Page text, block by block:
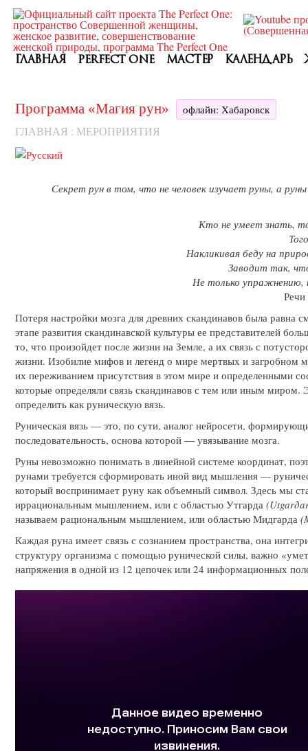
ГЛАВНАЯ PERFECT ONE МАСТЕР КАЛЕНДАРЬ
Программа «Магия рун» офлайн: Хабаровск
ГЛАВНАЯ : МЕРОПРИЯТИЯ
Секрет рун в том, что не человек изучает руны, а
Кто не умеет знать,
Накликивая беду на
Заводит так,
Не только упражнению,
Потеря настройки мозга для древних скандинавов была равна
этапе развития скандинавской культуры ее представителей
то, что произойдет после жизни на Земле, а их связь с
жизни. Изобилие мифов и легенд о мире мертвых и загробном
их переживанием присутствия в этом мире и определенными
которые определяли связь скандинавов с тем или иным миром.
определить как руническую вязь.
Руническая вязь — это, по сути, аналог нейросети,
последовательность, основа которой — увязывание мозга.
Руны невозможно понимать в линейной системе координат,
рунами требуется сформировать иной вид мышления —
который воспринимает руну как объемный символ. Здесь мы
иррациональным мышлением, или с областью Утгарда
называем рациональным мышлением, или областью Мидгарда
Каждая руна имеет связь с сознанием пространства, она
структуру организма с помощью рунической силы, важно
напряжения в одной из 12 цепочек или 24 информационных